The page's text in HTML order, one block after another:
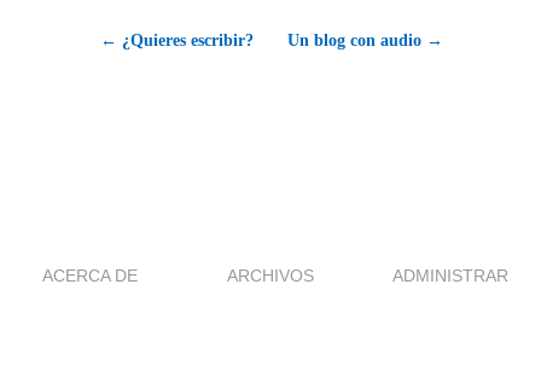
← ¿Quieres escribir? Un blog con audio →
ACERCA DE ARCHIVOS ADMINISTRAR